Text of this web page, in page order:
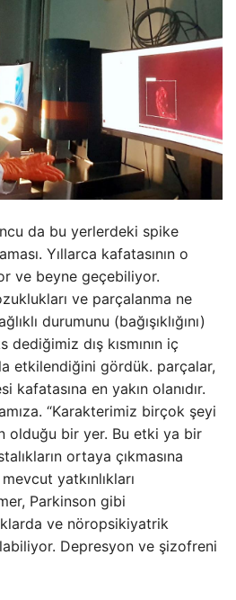
da bu yerlerdeki spike
Yıllarca kafatasının o
ve beyne geçebiliyor.
ve parçalanma ne
durumunu (bağışıklığını)
dış kısmının iç
etkilendiğini gördük. parçalar,
kafatasına en yakın olanıdır.
“Karakterimiz birçok şeyi
olduğu bir yer. Bu etki ya bir
ortaya çıkmasına
yatkınlıkları
Parkinson gibi
ve nöropsikiyatrik
Depresyon ve şizofreni